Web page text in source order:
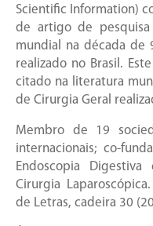
Scientific Information)
de artigo de
mundial na década de
realizado no Brasil.
citado na literatura
de Cirurgia Geral
Membro de 19
internacionais; co-
Endoscopia
Cirurgia
de Letras, cadeira 30